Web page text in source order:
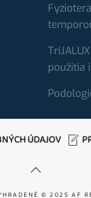
použitia
ÚDAJOV
© 2025 AF